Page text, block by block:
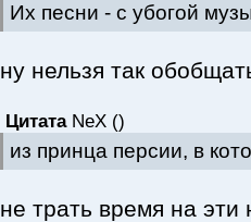
Их песни - с убогой
ну нельзя так
Цитата NeX ()
из принца персии, в
не трать время на